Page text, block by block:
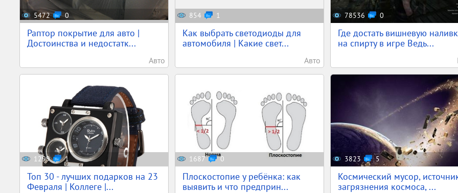
5472 0
Раптор покрытие для авто |
Достоинства и недостатк...
Авто
854 1
Как выбрать светодиоды для
автомобиля | Какие свет...
Авто
78536 0
Где достать вишневую
на спирту в игре Ведь...
1299 1
Топ 30 - лучших подарков на 23
Февраля | Коллеге |...
1687 0
Плоскостопие у ребёнка: как
выявить и что предприн...
3823 5
Космический мусор,
загрязнения космоса, ...